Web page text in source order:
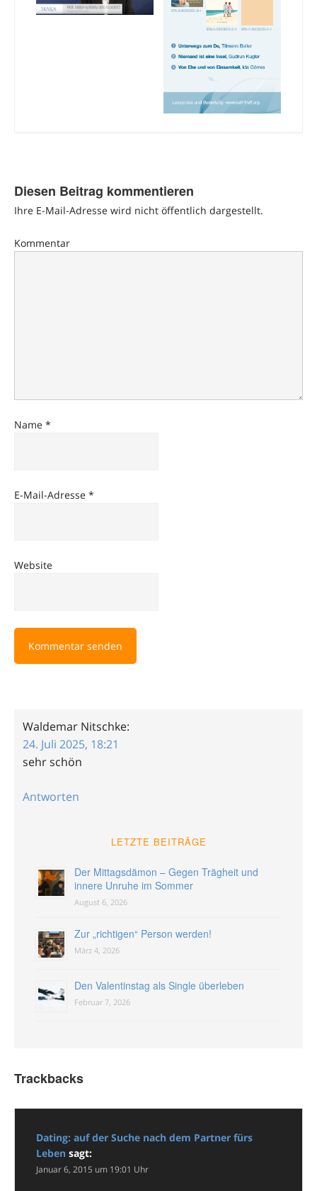
Diesen Beitrag kommentieren
Ihre E-Mail-Adresse wird nicht öffentlich dargestellt.
Kommentar
Name *
E-Mail-Adresse *
Website
Waldemar Nitschke:
24. Juli 2025, 18:21
sehr schön
Antworten
LETZTE BEITRÄGE
Der Mittagsdämon – Gegen Trägheit und
innere Unruhe im Sommer
August 6, 2026
Zur „richtigen“ Person werden!
März 4, 2026
Den Valentinstag als Single überleben
Februar 7, 2026
Trackbacks
Dating: auf der Suche nach dem Partner fürs
Leben sagt:
Januar 6, 2015 um 19:01 Uhr